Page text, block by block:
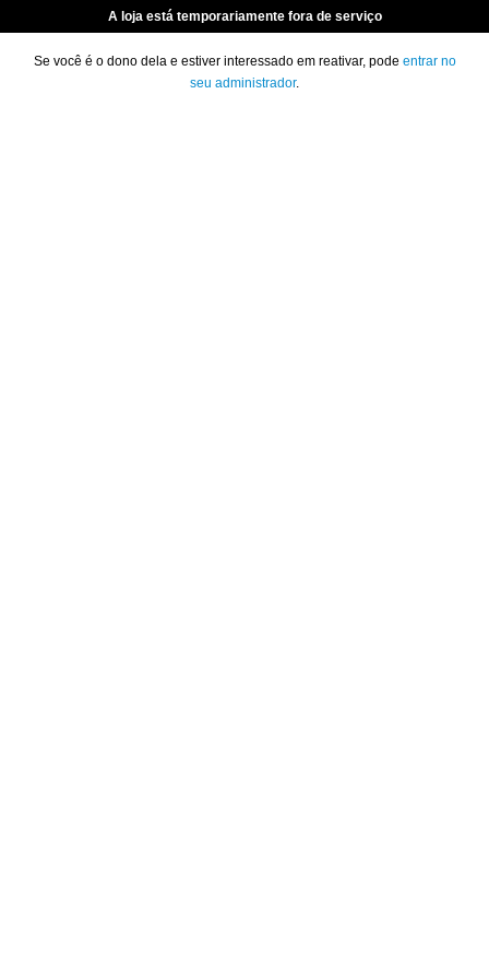
A loja está temporariamente fora de serviço
Se você é o dono dela e estiver interessado em reativar, pode entrar no
seu administrador.